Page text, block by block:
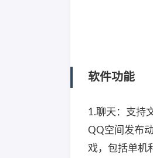
软件功能
1.聊天：支持
QQ空间发布
戏，包括单机